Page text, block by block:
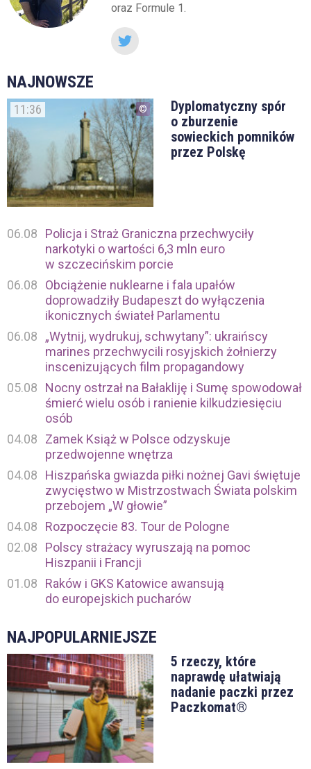
oraz Formule 1.
NAJNOWSZE
11:36
Dyplomatyczny spór
o zburzenie
sowieckich pomników
przez Polskę
06.08
Policja i Straż Graniczna przechwyciły
narkotyki o wartości 6,3 mln euro
w szczecińskim porcie
06.08
Obciążenie nuklearne i fala upałów
doprowadziły Budapeszt do wyłączenia
ikonicznych świateł Parlamentu
06.08
„Wytnij, wydrukuj, schwytany”: ukraińscy
marines przechwycili rosyjskich żołnierzy
inscenizujących film propagandowy
05.08
Nocny ostrzał na Bałakliję i Sumę spowodował
śmierć wielu osób i ranienie kilkudziesięciu
osób
04.08
Zamek Książ w Polsce odzyskuje
przedwojenne wnętrza
04.08
Hiszpańska gwiazda piłki nożnej Gavi świętuje
zwycięstwo w Mistrzostwach Świata polskim
przebojem „W głowie”
04.08
Rozpoczęcie 83. Tour de Pologne
02.08
Polscy strażacy wyruszają na pomoc
Hiszpanii i Francji
01.08
Raków i GKS Katowice awansują
do europejskich pucharów
NAJPOPULARNIEJSZE
5 rzeczy, które
naprawdę ułatwiają
nadanie paczki przez
Paczkomat®